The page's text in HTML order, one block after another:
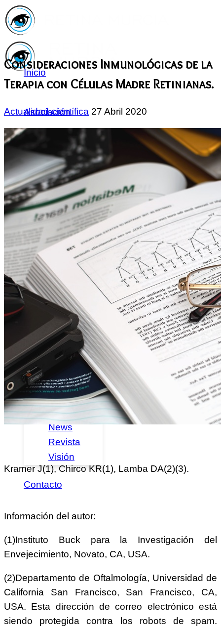
Inicio
Asociación
Quiénes
Somos
Servicios
Asóciate
Haz tu
donativo
Federados
Noticias
Publicaciones
Canal
Retina
Guías y
Emociones
a la vista
Retina
News
Revista
Visión
Contacto
Consideraciones Inmunológicas de la
Terapia con Células Madre Retinianas.
Actualidad científica 27 Abril 2020
Kramer J(1), Chirco KR(1), Lamba DA(2)(3).
Información del autor:
(1)Instituto Buck para la Investigación del
Envejecimiento, Novato, CA, USA.
(2)Departamento de Oftalmología, Universidad de
California San Francisco, San Francisco, CA,
USA. Esta dirección de correo electrónico está
siendo protegida contra los robots de spam.